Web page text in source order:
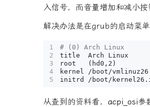
入信号，而音量增加和减小按
解决办法是在grub的启动菜
# (0) Arch Linux
root
( hd0,2 )
kernel /boot/vmlinuz26
从查到的资料看， acpi_osi参